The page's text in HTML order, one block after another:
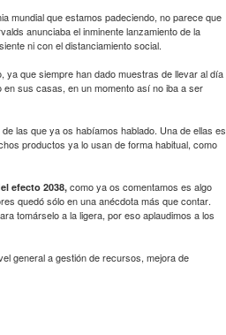
mundial que estamos padeciendo, no parece que
anunciaba el inminente lanzamiento de la
ni con el distanciamiento social.
que siempre han dado muestras de llevar al día
sus casas, en un momento así no iba a ser
las que ya os habíamos hablado. Una de ellas es
productos ya lo usan de forma habitual, como
efecto 2038, como ya os comentamos es algo
quedó sólo en una anécdota más que contar.
tomárselo a la ligera, por eso aplaudimos a los
general a gestión de recursos, mejora de